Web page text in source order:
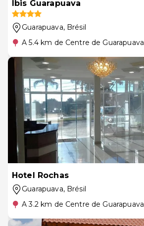
Ibis Guarapuava
Guarapuava, Brésil
A 5.4 km de Centre de Guarapuava
Hotel Rochas
Guarapuava, Brésil
A 3.2 km de Centre de Guarapuava